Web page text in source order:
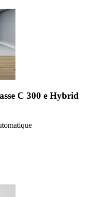
C 300 e Hybrid